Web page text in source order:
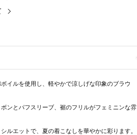
イルを使用し、軽やかで涼しげな印象のブラウ
ンとパフスリーブ、裾のフリルがフェミニンな雰
ルエットで、夏の着こなしを華やかに彩ります。